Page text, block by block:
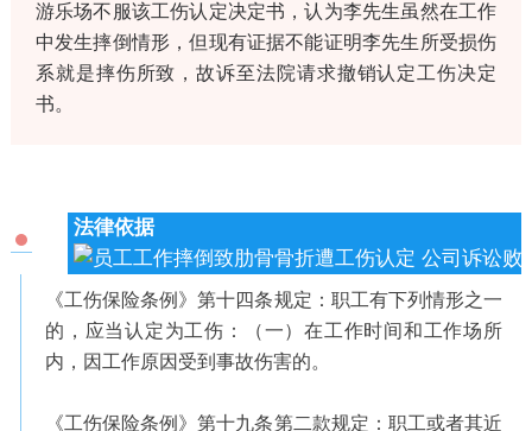
游乐场不服该工伤认定决定书，认为李先生虽然在工作
中发生摔倒情形，但现有证据不能证明李先生所受损伤
系就是摔伤所致，故诉至法院请求撤销认定工伤决定
书。
法律依据
《工伤保险条例》第十四条规定：职工有下列情形之一
的，应当认定为工伤：（一）在工作时间和工作场所
内，因工作原因受到事故伤害的。
《工伤保险条例》第十九条第二款规定：职工或者其近